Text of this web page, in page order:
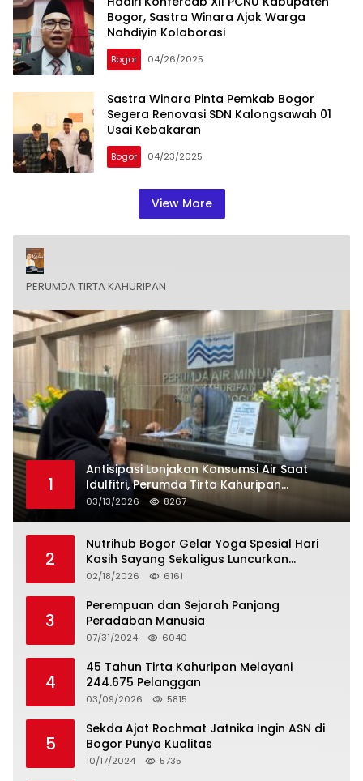
Bogor, Sastra Winara Ajak Warga
Nahdiyin Kolaborasi
Bogor 04/26/2025
Sastra Winara Pinta Pemkab Bogor
Segera Renovasi SDN Kalongsawah 01
Usai Kebakaran
Bogor 04/23/2025
View More
PERUMDA TIRTA KAHURIPAN
1
Antisipasi Lonjakan Konsumsi Air Saat
Idulfitri, Perumda Tirta Kahuripan
Berlakukan Status Siaga Lebaran
03/13/2026 8267
2
Nutrihub Bogor Gelar Yoga Spesial Hari
Kasih Sayang Sekaligus Luncurkan
Tropicana Slim Beras Porang Golden Ube
02/18/2026 6161
3
Perempuan dan Sejarah Panjang
Peradaban Manusia
07/31/2024 6040
4
45 Tahun Tirta Kahuripan Melayani
244.675 Pelanggan
03/09/2026 5815
5
Sekda Ajat Rochmat Jatnika Ingin ASN di
Bogor Punya Kualitas
10/17/2024 5735